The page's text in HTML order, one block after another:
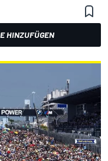
HINZUFÜGEN